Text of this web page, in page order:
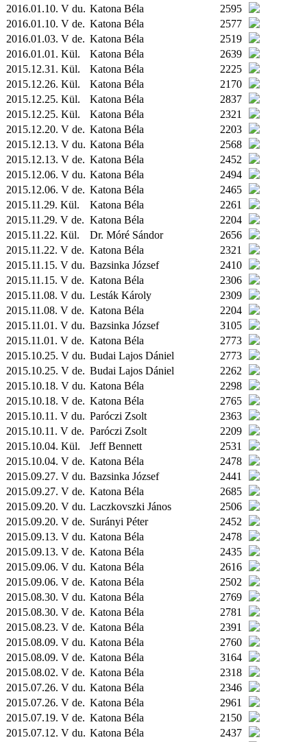
2016.01.10. V du. Katona Béla
2595
2016.01.10. V de. Katona Béla
2577
2016.01.03. V de. Katona Béla
2519
2016.01.01. Kül. Katona Béla
2639
2015.12.31. Kül. Katona Béla
2225
2015.12.26. Kül. Katona Béla
2170
2015.12.25. Kül. Katona Béla
2837
2015.12.25. Kül. Katona Béla
2321
2015.12.20. V de. Katona Béla
2203
2015.12.13. V du. Katona Béla
2568
2015.12.13. V de. Katona Béla
2452
2015.12.06. V du. Katona Béla
2494
2015.12.06. V de. Katona Béla
2465
2015.11.29. Kül. Katona Béla
2261
2015.11.29. V de. Katona Béla
2204
2015.11.22. Kül. Dr. Móré Sándor
2656
2015.11.22. V de. Katona Béla
2321
2015.11.15. V du. Bazsinka József
2410
2015.11.15. V de. Katona Béla
2306
2015.11.08. V du. Lesták Károly
2309
2015.11.08. V de. Katona Béla
2204
2015.11.01. V du. Bazsinka József
3105
2015.11.01. V de. Katona Béla
2773
2015.10.25. V du. Budai Lajos Dániel
2773
2015.10.25. V de. Budai Lajos Dániel
2262
2015.10.18. V du. Katona Béla
2298
2015.10.18. V de. Katona Béla
2765
2015.10.11. V du. Paróczi Zsolt
2363
2015.10.11. V de. Paróczi Zsolt
2209
2015.10.04. Kül. Jeff Bennett
2531
2015.10.04. V de. Katona Béla
2478
2015.09.27. V du. Bazsinka József
2441
2015.09.27. V de. Katona Béla
2685
2015.09.20. V du. Laczkovszki János
2506
2015.09.20. V de. Surányi Péter
2452
2015.09.13. V du. Katona Béla
2478
2015.09.13. V de. Katona Béla
2435
2015.09.06. V du. Katona Béla
2616
2015.09.06. V de. Katona Béla
2502
2015.08.30. V du. Katona Béla
2769
2015.08.30. V de. Katona Béla
2781
2015.08.23. V de. Katona Béla
2391
2015.08.09. V du. Katona Béla
2760
2015.08.09. V de. Katona Béla
3164
2015.08.02. V de. Katona Béla
2318
2015.07.26. V du. Katona Béla
2346
2015.07.26. V de. Katona Béla
2961
2015.07.19. V de. Katona Béla
2150
2015.07.12. V du. Katona Béla
2437